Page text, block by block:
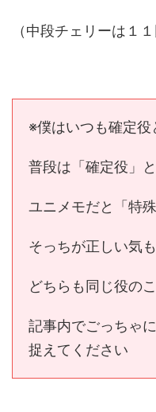
（中段チェリーは１
※僕はいつも確定
普段は「確定役」
ユニメモだと「特
そっちが正しい気
どちらも同じ役のこ
記事内でごっちゃ
捉えてください